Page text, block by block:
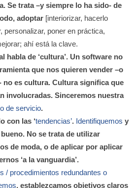
Se trata –y siempre lo ha sido- de
adoptar [interiorizar, hacerlo
personalizar, poner en práctica,
ahí está la clave.
habla de ‘cultura’. Un software no
que nos quieren vender –o
no es cultura. Cultura significa que
involucradas. Sinceremos nuestra
de servicio.
con las ‘tendencias’. Identifiquemos y
No se trata de utilizar
de moda, o de aplicar por aplicar
‘a la vanguardia’.
/ procedimientos redundantes o
, establezcamos objetivos claros